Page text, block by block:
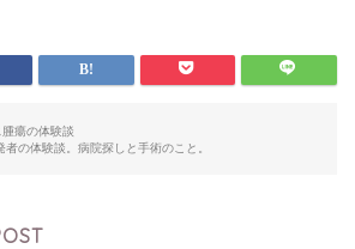
瘍の体験談
の体験談。病院探しと手術のこと。